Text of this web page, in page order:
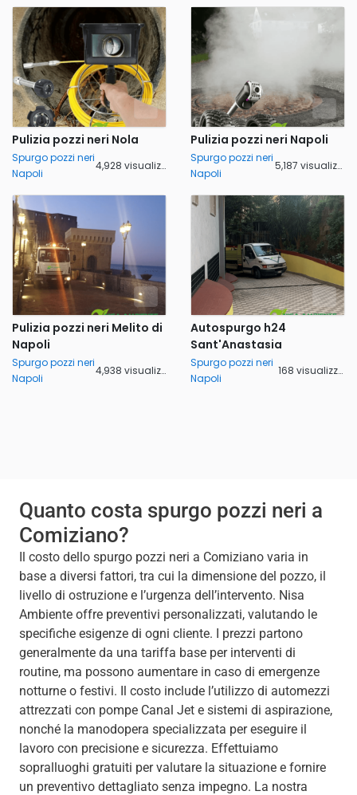
Pulizia pozzi neri Nola
Spurgo pozzi neri
Napoli
4,928 visualizzazioni
Pulizia pozzi neri Napoli
Spurgo pozzi neri
Napoli
5,187 visualizzazioni
Pulizia pozzi neri Melito di
Napoli
Spurgo pozzi neri
Napoli
4,938 visualizzazioni
Autospurgo h24
Sant'Anastasia
Spurgo pozzi neri
Napoli
168 visualizzazioni
Quanto costa spurgo pozzi neri a
Comiziano?
Il costo dello spurgo pozzi neri a Comiziano varia in
base a diversi fattori, tra cui la dimensione del pozzo, il
livello di ostruzione e l’urgenza dell’intervento. Nisa
Ambiente offre preventivi personalizzati, valutando le
specifiche esigenze di ogni cliente. I prezzi partono
generalmente da una tariffa base per interventi di
routine, ma possono aumentare in caso di emergenze
notturne o festivi. Il costo include l’utilizzo di automezzi
attrezzati con pompe Canal Jet e sistemi di aspirazione,
nonché la manodopera specializzata per eseguire il
lavoro con precisione e sicurezza. Effettuiamo
sopralluoghi gratuiti per valutare la situazione e fornire
un preventivo dettagliato senza impegno. La nostra